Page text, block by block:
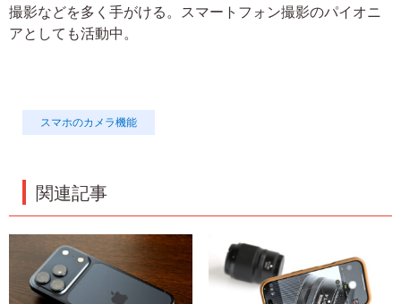
撮影などを多く手がける。スマートフォン撮影のパイオニ
アとしても活動中。
スマホのカメラ機能
関連記事